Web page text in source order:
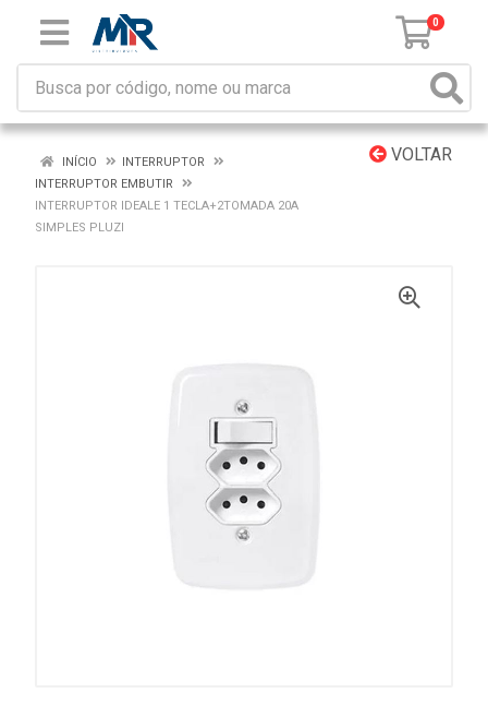
0
VOLTAR
INÍCIO
INTERRUPTOR
INTERRUPTOR EMBUTIR
INTERRUPTOR IDEALE 1 TECLA+2TOMADA 20A
SIMPLES PLUZI